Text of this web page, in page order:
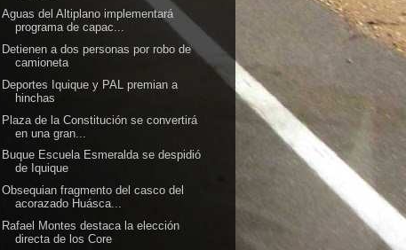
Aguas del Altiplano implementará
programa de capac...
Detienen a dos personas por robo de
camioneta
Deportes Iquique y PAL premian a
hinchas
Plaza de la Constitución se convertirá
en una gran...
Buque Escuela Esmeralda se despidió
de Iquique
Obsequian fragmento del casco del
acorazado Huásca...
Rafael Montes destaca la elección
directa de los Core